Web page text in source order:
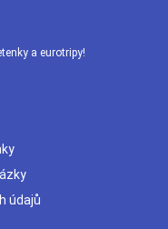
a eurotripy!
údajů